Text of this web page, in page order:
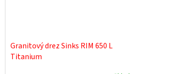
Granitový drez Sinks RIM 650 L
Titanium